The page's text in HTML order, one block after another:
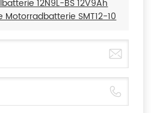
12N9L-BS 12V9Ah
SMT12-10